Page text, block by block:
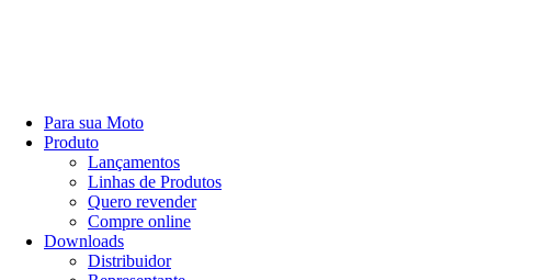
Para sua Moto
Produto
Lançamentos
Linhas de Produtos
Quero revender
Compre online
Downloads
Distribuidor